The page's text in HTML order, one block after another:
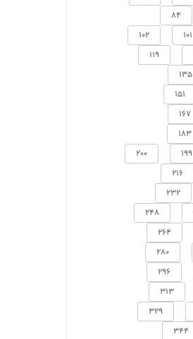
84
101
102
119
135
151
167
183
199
200
216
232
248
264
280
296
313
329
344